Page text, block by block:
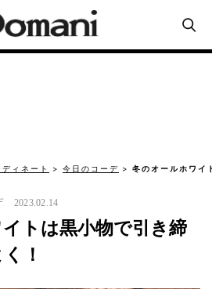
ディネート 今日のコーデ 冬のオールホワイ
2023.02.14
トは黒小物で引き締
！